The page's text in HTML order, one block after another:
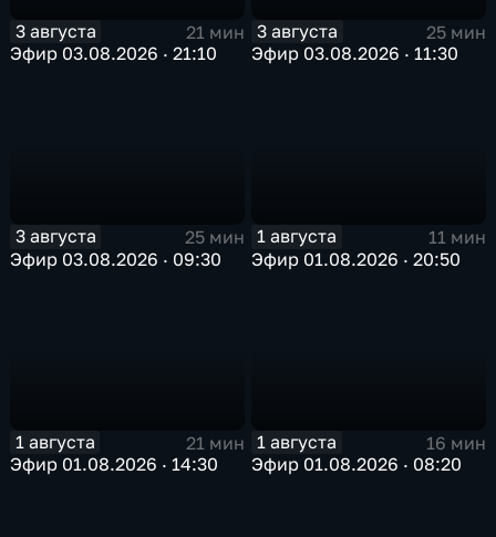
3 августа
21 мин
Эфир 03.08.2026 · 21:10
3 августа
25 мин
Эфир 03.08.2026 · 11:30
3 августа
25 мин
Эфир 03.08.2026 · 09:30
1 августа
11 мин
Эфир 01.08.2026 · 20:50
1 августа
21 мин
Эфир 01.08.2026 · 14:30
1 августа
16 мин
Эфир 01.08.2026 · 08:20